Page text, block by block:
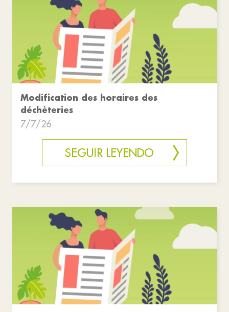
Modification des horaires des
déchèteries
7/7/26
SEGUIR LEYENDO